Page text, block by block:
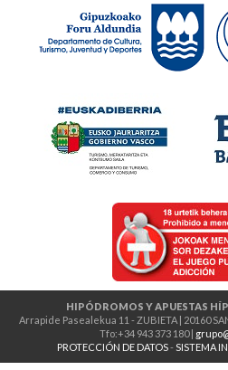
HIPÓDROMOS Y APUESTAS
Arrapide Pasealekua 11 - ZUBIETA | 20160
Tfo:+34 943 373 180 |
PROTECCIÓN DE DATOS-SISTEMA